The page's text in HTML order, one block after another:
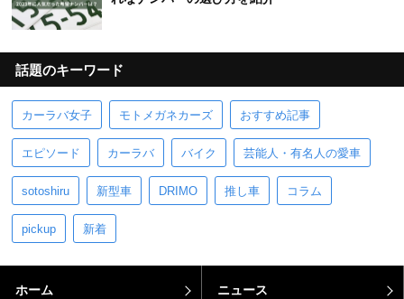
話題のキーワード
カーラバ女子 モトメガネカーズ おすすめ記事
エピソード カーラバ バイク 芸能人・有名人の愛車
sotoshiru 新型車 DRIMO 推し車 コラム
pickup 新着
ホーム ニュース